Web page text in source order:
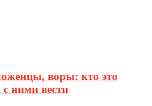
воры: кто это
с ними вести